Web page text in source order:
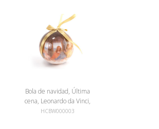
Bola de navidad, Última
cena, Leonardo da Vinci,
irrompible
HCBW000003